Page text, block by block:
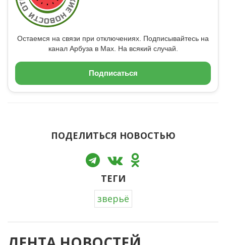
Остаемся на связи при отключениях. Подписывайтесь на
канал Арбуза в Max. На всякий случай.
Подписаться
ПОДЕЛИТЬСЯ НОВОСТЬЮ
ТЕГИ
зверьё